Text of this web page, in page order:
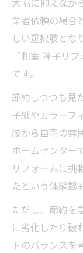
業者依頼の場合
しい選択肢とな
「和室 障子リ
です。
節約しつつも見
子紙やカラーフ
肢から自宅の雰
ホームセンター
リフォームに挑
たという体験談
ただし、節約を
に劣化したり破
トのバランスを